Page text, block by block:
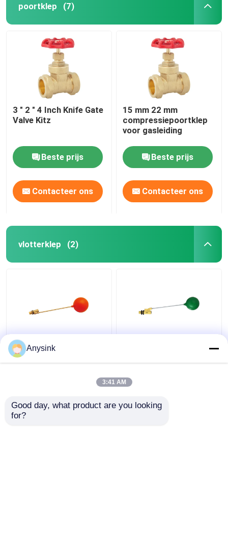
poortklep (7)
3 " 2 " 4 Inch Knife Gate
Valve Kitz
Beste prijs
Contacteer ons
15 mm 22 mm
compressiepoortklep
voor gasleiding
Beste prijs
Contacteer ons
vlotterklep (2)
1/2 " 1 4 inch miniatuur
waterdrijvende klep
Tank
Anysink
3:41 AM
Good day, what product are you looking
for?